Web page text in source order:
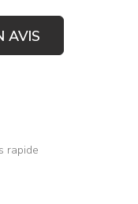
AVIS
rapide